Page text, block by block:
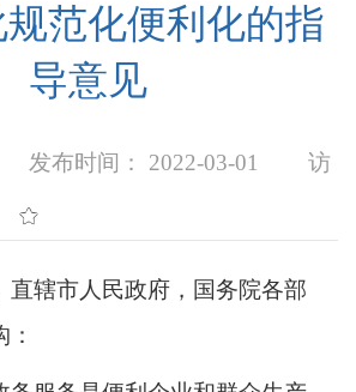
范化便利化的指
导意见
发布时间： 2022-03-01 访
直辖市人民政府，国务院各部